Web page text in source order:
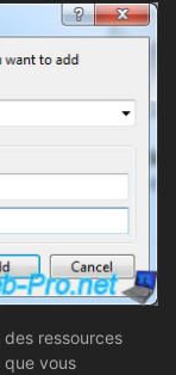
ressources
que vous